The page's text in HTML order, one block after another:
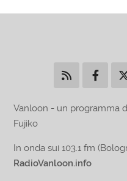
Vanloon - un programma
Fujiko
In onda sui 103.1 fm
RadioVanloon.info